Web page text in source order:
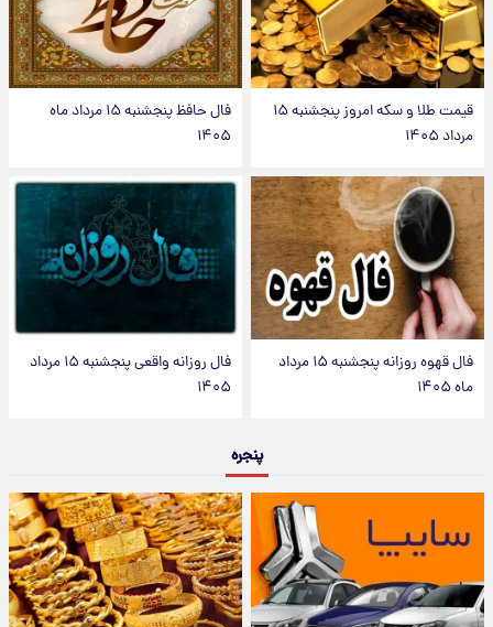
قیمت طلا و سکه امروز پنجشنبه ۱۵
مرداد ۱۴۰۵
فال حافظ پنجشنبه ۱۵ مرداد ماه
۱۴۰۵
فال قهوه روزانه پنجشنبه ۱۵ مرداد
ماه ۱۴۰۵
فال روزانه واقعی پنجشنبه ۱۵ مرداد
۱۴۰۵
پنجره